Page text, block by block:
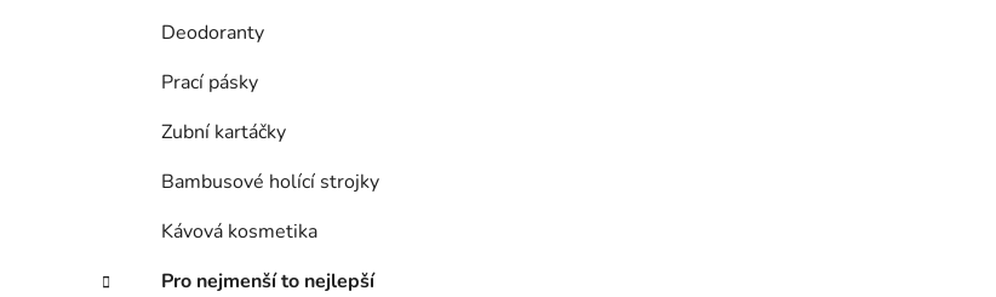
Deodoranty
Prací pásky
Zubní kartáčky
Bambusové holící strojky
Kávová kosmetika
Pro nejmenší to nejlepší